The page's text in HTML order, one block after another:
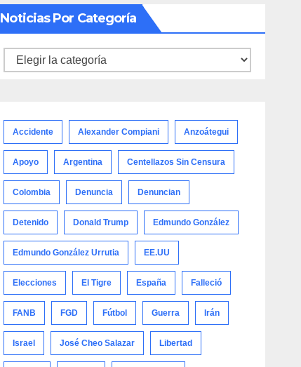
Noticias Por Categoría
Noticias
Accidente Alexander Compiani Anzoátegui
Apoyo Argentina Centellazos Sin Censura
Colombia Denuncia Denuncian
Detenido Donald Trump Edmundo González
Edmundo González Urrutia EE.UU
Elecciones El Tigre España Falleció
FANB FGD Fútbol Guerra Irán
Israel José Cheo Salazar Libertad